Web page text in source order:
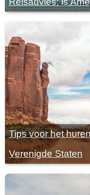
Tips voor het
Verenigde Staten